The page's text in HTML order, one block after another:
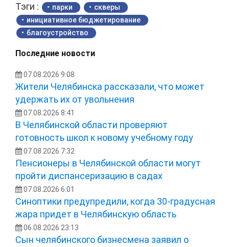
Тэги : парки
скверы
инициативное бюджетирование
благоустройство
Последние новости
07.08.2026 9:08
Жители Челябинска рассказали, что может
удержать их от увольнения
07.08.2026 8:41
В Челябинской области проверяют
готовность школ к новому учебному году
07.08.2026 7:32
Пенсионеры в Челябинской области могут
пройти диспансеризацию в садах
07.08.2026 6:01
Синоптики предупредили, когда 30-градусная
жара придет в Челябинскую область
06.08.2026 23:13
Сын челябинского бизнесмена заявил о